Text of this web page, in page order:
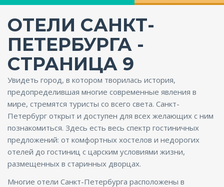
ОТЕЛИ САНКТ-
ПЕТЕРБУРГА -
СТРАНИЦА 9
Увидеть город, в котором творилась история,
предопределившая многие современные явления в
мире, стремятся туристы со всего света. Санкт-
Петербург открыт и доступен для всех желающих с ним
познакомиться. Здесь есть весь спектр гостиничных
предложений: от комфортных хостелов и недорогих
отелей до гостиниц с царским условиями жизни,
размещенных в старинных дворцах.
Многие отели Санкт-Петербурга расположены в